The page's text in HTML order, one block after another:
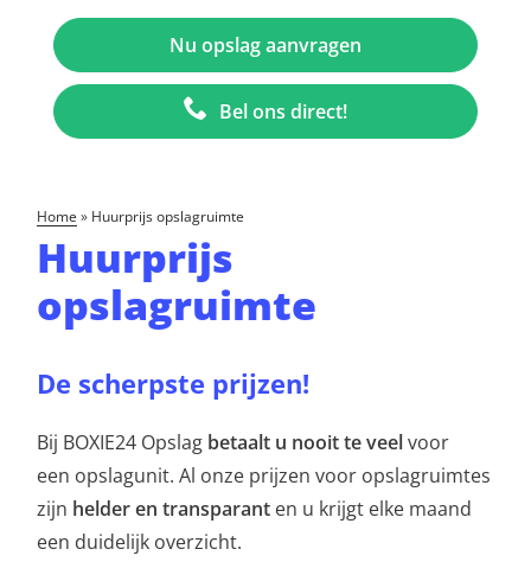
Bel ons direct!
home » Huurprijs opslagruimte
Huurprijs
opslagruimte
De scherpste prijzen!
Bij BOXIE24 Opslag betaalt u nooit te veelvoor
een opslagunit. Al onze prijzen voor opslagruimtes
zijn helder en transparant en u krijgt elke maand
een duidelijk overzicht.